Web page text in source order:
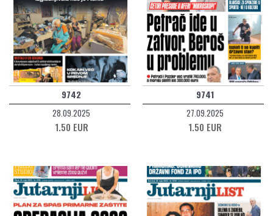
9742
28.09.2025
1.50 EUR
9741
27.09.2025
1.50 EUR